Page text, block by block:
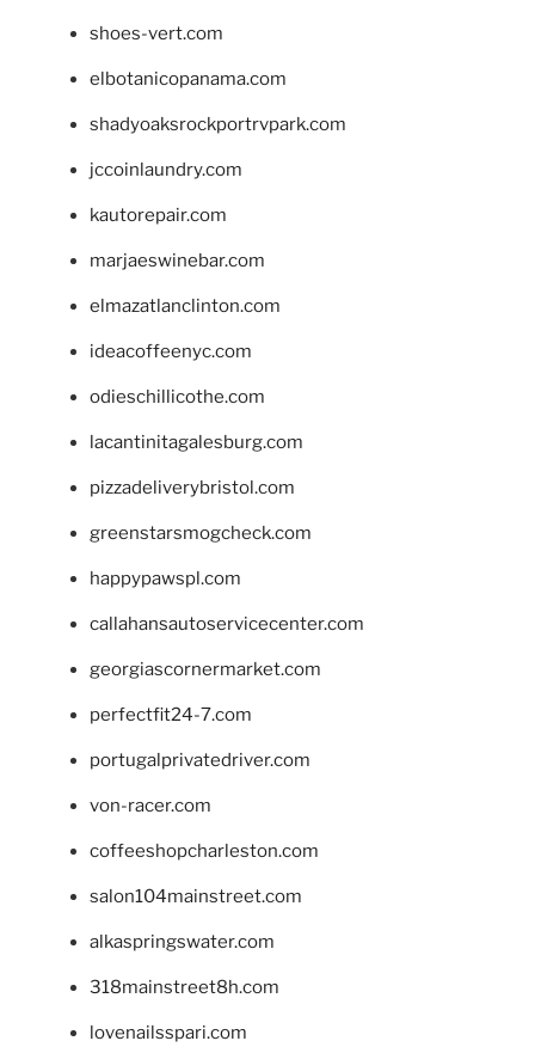
shoes-vert.com
elbotanicopanama.com
shadyoaksrockportrvpark.com
jccoinlaundry.com
kautorepair.com
marjaeswinebar.com
elmazatlanclinton.com
ideacoffeenyc.com
odieschillicothe.com
lacantinitagalesburg.com
pizzadeliverybristol.com
greenstarsmogcheck.com
happypawspl.com
callahansautoservicecenter.com
georgiascornermarket.com
perfectfit24-7.com
portugalprivatedriver.com
von-racer.com
coffeeshopcharleston.com
salon104mainstreet.com
alkaspringswater.com
318mainstreet8h.com
lovenailsspari.com